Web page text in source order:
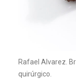
Rafael Alvarez.
quirúrgico.